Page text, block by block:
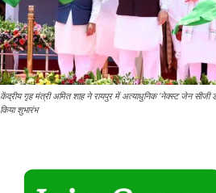
केंद्रीय गृह मंत्री अमित शाह ने रायपुर में अत्याधुनिक ‘नेक्स्ट जेन सीजी
किया शुभारंभ